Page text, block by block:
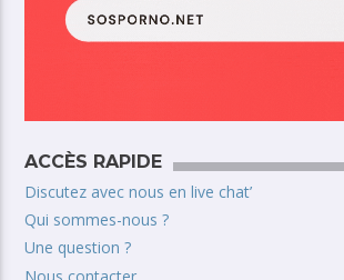
ACCÈS RAPIDE
Discutez avec nous en live chat’
Qui sommes-nous ?
Une question ?
Nous contacter